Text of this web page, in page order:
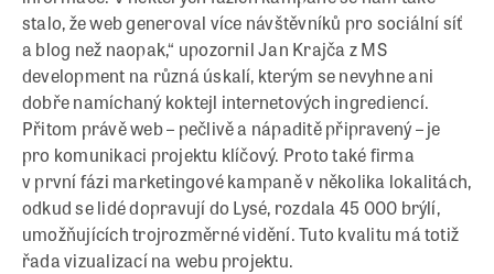
stalo, že web generoval více návštěvníků pro sociální síť
a blog než naopak,“ upozornil Jan Krajča z MS
development na různá úskalí, kterým se nevyhne ani
dobře namíchaný koktejl internetových ingrediencí.
Přitom právě web – pečlivě a nápaditě připravený – je
pro komunikaci projektu klíčový. Proto také firma
v první fázi marketingové kampaně v několika lokalitách,
odkud se lidé dopravují do Lysé, rozdala 45 000 brýlí,
umožňujících trojrozměrné vidění. Tuto kvalitu má totiž
řada vizualizací na webu projektu.